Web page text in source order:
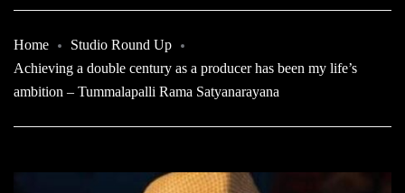
Home
Studio Round Up
Achieving a double century as a producer has been my life’s
ambition – Tummalapalli Rama Satyanarayana